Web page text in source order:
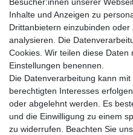
Anleitungen
Vertrag widerrufen
PARTNER
DHL
GLS
Inhalte und Anzeigen zu
Drittanbietern einzubinden
analysieren. Die
Cookies. Wir teilen diese Daten
Einstellungen benennen.
Die Datenverarbeitung kann
berechtigten Interesses
oder abgelehnt werden. Es
und die Einwilligung zu einem
zu widerrufen. Beachten Sie